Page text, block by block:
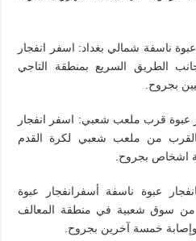
عبوة ناسفة شمالي بغداد: اسفر انفجار
الطريق السريع بمنطقة التاجي
بجروح.
عبوة قرب ملعب شعبي: اسفر انفجار
من ملعب شعبي لكرة القدم
اشخاص بجروح.
عبوة ناسفة أسفرانفجار عبوة
من سوق شعبية في منطقة المعالف
خمسة آخرين بجروح.